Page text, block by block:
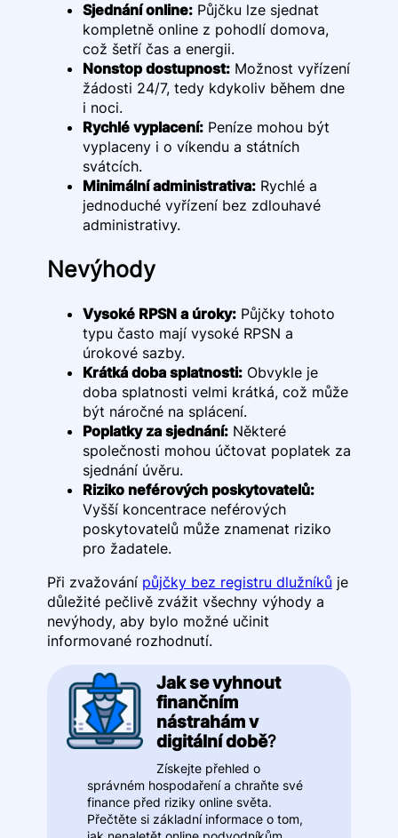
Sjednání online:Půjčku lze sjednat
kompletně online z pohodlí domova,
což šetří čas a energii.
Nonstop dostupnost:Možnost vyřízení
žádosti 24/7, tedy kdykoliv během dne
i noci.
Rychlé vyplacení:Peníze mohou být
vyplaceny i o víkendu a státních
svátcích.
Minimální administrativa:Rychlé a
jednoduché vyřízení bez zdlouhavé
administrativy.
Nevýhody
Vysoké RPSN a úroky:Půjčky tohoto
typu často mají vysoké RPSN a
úrokové sazby.
Krátká doba splatnosti:Obvykle je
doba splatnosti velmi krátká, což může
být náročné na splácení.
Poplatky za sjednání:Některé
společnosti mohou účtovat poplatek za
sjednání úvěru.
Riziko neférových poskytovatelů:
Vyšší koncentrace neférových
poskytovatelů může znamenat riziko
pro žadatele.
Při zvažování půjčky bez registru dlužníků je
důležité pečlivě zvážit všechny výhody a
nevýhody, aby bylo možné učinit
informované rozhodnutí.
Jak se vyhnout
finančním
nástrahám v
digitální době?
Získejte přehled o
správném hospodaření a chraňte své
finance před riziky online světa.
Přečtěte si základní informace o tom,